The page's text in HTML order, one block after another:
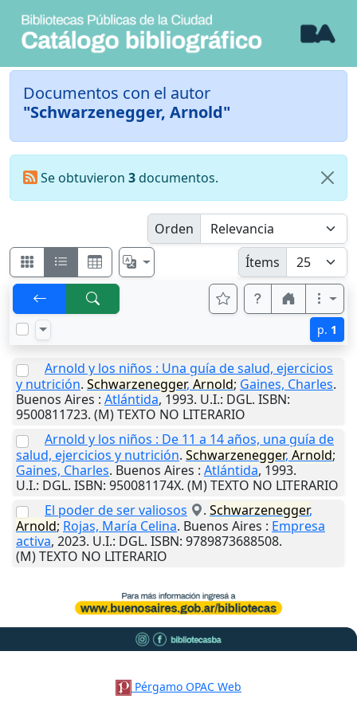
Documentos con el autor
"Schwarzenegger, Arnold"
Se obtuvieron 3documentos.
Orden
Ítems
p. 1
Arnold y los niños : Una guía de salud, ejercicios
y nutrición. Schwarzenegger, Arnold; Gaines, Charles.
Buenos Aires : Atlántida, 1993. U.I.: DGL. ISBN:
9500811723. (M) TEXTO NO LITERARIO
Arnold y los niños : De 11 a 14 años, una guía de
salud, ejercicios y nutrición. Schwarzenegger, Arnold;
Gaines, Charles. Buenos Aires : Atlántida, 1993.
U.I.: DGL. ISBN: 950081174X. (M) TEXTO NO LITERARIO
El poder de ser valiosos
. Schwarzenegger,
Arnold; Rojas, María Celina. Buenos Aires : Empresa
activa, 2023. U.I.: DGL. ISBN: 9789873688508.
(M) TEXTO NO LITERARIO
Pérgamo OPAC Web